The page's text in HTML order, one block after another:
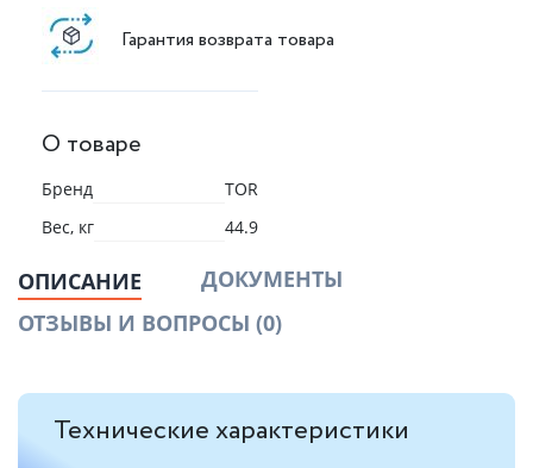
Гарантия возврата товара
О товаре
Бренд
TOR
Вес, кг
44.9
ОПИСАНИЕ
ДОКУМЕНТЫ
ОТЗЫВЫ И ВОПРОСЫ (0)
Технические характеристики